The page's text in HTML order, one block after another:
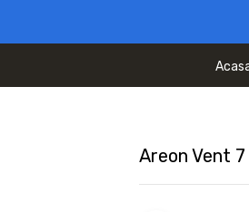
Areon Vent